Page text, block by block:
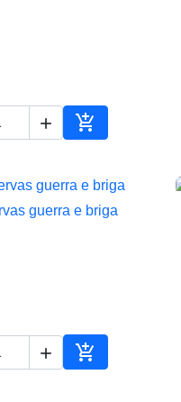
 
Adicionar ao
Vista rápida
guerra e briga
 
Adicionar ao